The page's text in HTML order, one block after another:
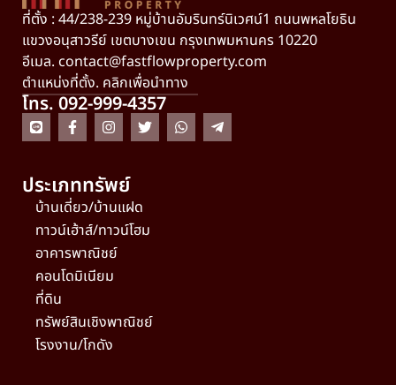
ที่ตั้ง : 44/238-239 หมู่บ้านอัมรินทร์นิเวศน์1 ถนนพหลโยธิน
แขวงอนุสาวรีย์ เขตบางเขน กรุงเทพมหานคร 10220
อีเมล. contact@fastflowproperty.com
ตำแหน่งที่ตั้ง. คลิกเพื่อนำทาง
โทร. 092-999-4357
ประเภททรัพย์
บ้านเดี่ยว/บ้านแฝด
ทาวน์เฮ้าส์/ทาวน์โฮม
อาคารพาณิชย์
คอนโดมิเนียม
ที่ดิน
ทรัพย์สินเชิงพาณิชย์
โรงงาน/โกดัง